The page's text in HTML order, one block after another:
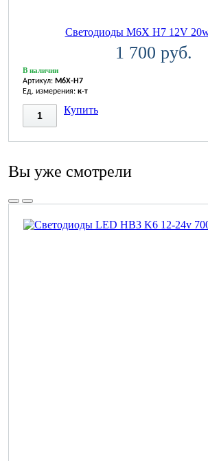
Светодиоды M6X H7 12V
1 700 руб.
В наличии
Артикул: M6X-H7
Ед. измерения: к-т
Купить
Вы уже смотрели